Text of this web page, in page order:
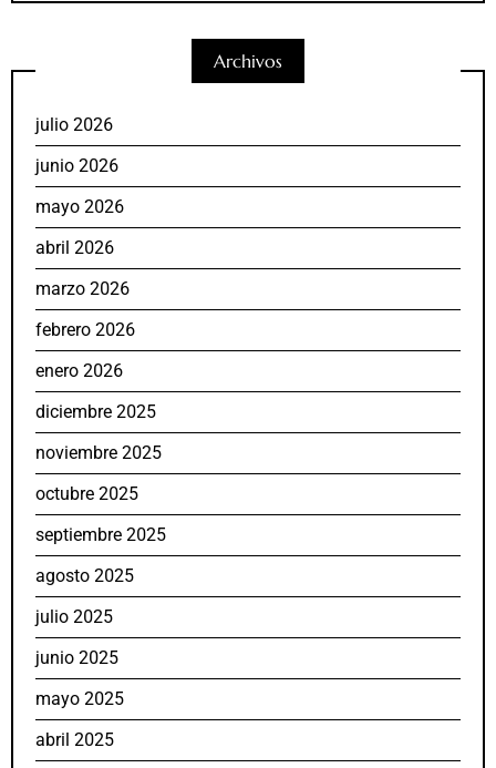
Archivos
julio 2026
junio 2026
mayo 2026
abril 2026
marzo 2026
febrero 2026
enero 2026
diciembre 2025
noviembre 2025
octubre 2025
septiembre 2025
agosto 2025
julio 2025
junio 2025
mayo 2025
abril 2025